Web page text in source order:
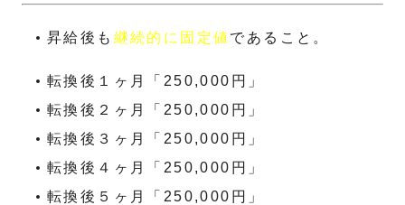
昇給後も 継続的に固定値 であること。
転換後１ヶ月「250,000円」
転換後２ヶ月「250,000円」
転換後３ヶ月「250,000円」
転換後４ヶ月「250,000円」
転換後５ヶ月「250,000円」